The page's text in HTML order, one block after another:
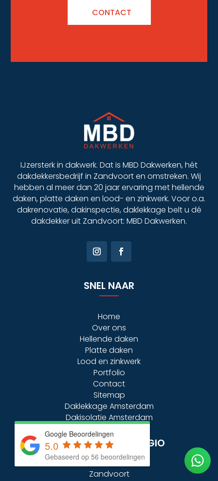
CONTACT
IJzersterk in dakwerk. Dat is MBD Dakwerken, hét
dakdekkersbedrijf in Zandvoort en omstreken. Wij
hebben al meer dan 20 jaar ervaring met hellende
daken, platte daken en lood- en zinkwerk. Voor o.a.
dakrenovatie, dakinspectie, daklekkage belt u dé
dakdekker uit Zandvoort: MBD Dakwerken.
SNEL NAAR
Home
Over ons
Hellende daken
Platte daken
Lood en zinkwerk
Portfolio
Contact
Sitemap
Daklekkage Amsterdam
Dakisolatie Amsterdam
DAKDEKKER IN DE REGIO
Zandvoort
Google Beoordelingen
5.0
Gebaseerd op 56 beoordelingen